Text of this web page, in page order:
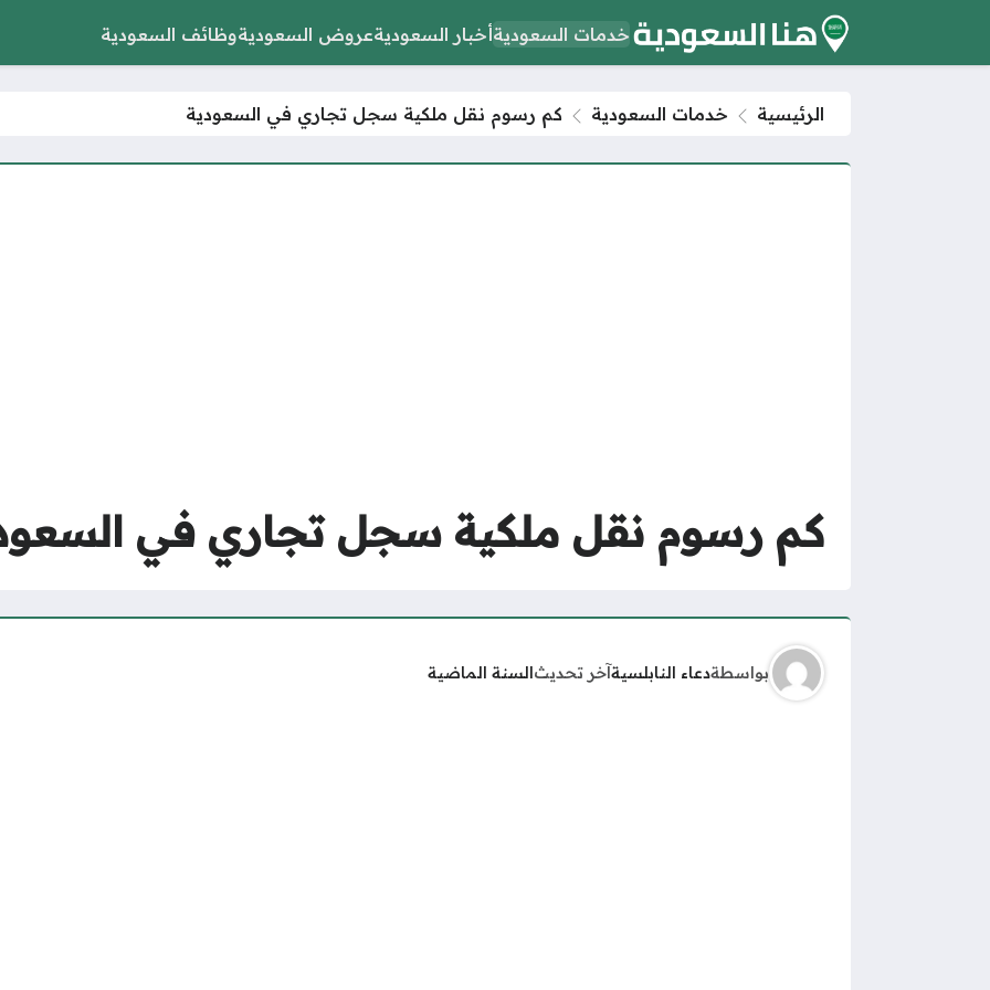
خدمات السعوديةأخبار السعوديةعروض السعوديةوظائف السعودية
الرئيسية خدمات السعودية كم رسوم نقل ملكية سجل تجاري في السعودية
كم رسوم نقل ملكية سجل تجاري في
بواسطةدعاء النابلسيةآخر تحديثالسنة الماضية